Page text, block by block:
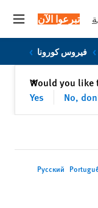
تبرعوا الآن
فيروس كورونا
Would you like
Yes
No,
✕إغلاق
Русский